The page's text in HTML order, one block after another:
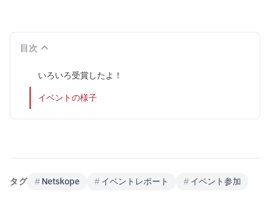
目次
いろいろ受賞したよ！
イベントの様子
タグ #Netskope #イベントレポート #イベント参加